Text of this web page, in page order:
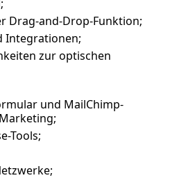
Drag-and-Drop-Funktion;
Integrationen;
zur optischen
und MailChimp-
Tools;